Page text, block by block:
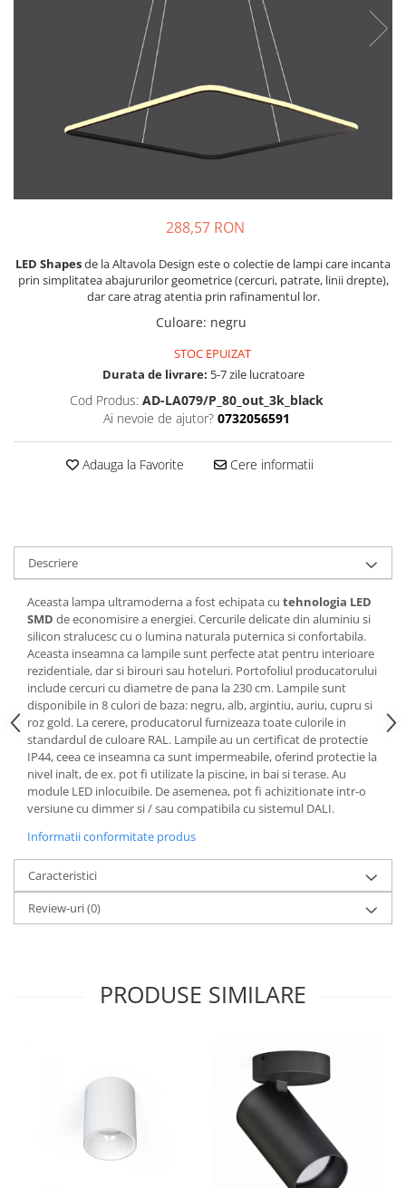
288,57 RON
LED Shapesde la Altavola Design este o colectie de lampi care incanta
prin simplitatea abajururilor geometrice (cercuri, patrate, linii drepte),
dar care atrag atentia prin rafinamentul lor.
Culoare: negru
STOC EPUIZAT
Durata de livrare: 5-7 zile lucratoare
Cod Produs: AD-LA079/P_80_out_3k_black
Ai nevoie de ajutor? 0732056591
Adauga la Favorite Cere informatii
Descriere
Aceasta lampa ultramoderna a fost echipata cu tehnologia LED
SMD de economisire a energiei. Cercurile delicate din aluminiu si
silicon stralucesc cu o lumina naturala puternica si confortabila.
Aceasta inseamna ca lampile sunt perfecte atat pentru interioare
rezidentiale, dar si birouri sau hoteluri. Portofoliul producatorului
include cercuri cu diametre de pana la 230 cm. Lampile sunt
disponibile in 8 culori de baza: negru, alb, argintiu, auriu, cupru si
roz gold. La cerere, producatorul furnizeaza toate culorile in
standardul de culoare RAL. Lampile au un certificat de protectie
IP44, ceea ce inseamna ca sunt impermeabile, oferind protectie la
nivel inalt, de ex. pot fi utilizate la piscine, in bai si terase. Au
module LED inlocuibile. De asemenea, pot fi achizitionate intr-o
versiune cu dimmer si / sau compatibila cu sistemul DALI.
Informatii conformitate produs
Caracteristici
Review-uri(0)
PRODUSE SIMILARE